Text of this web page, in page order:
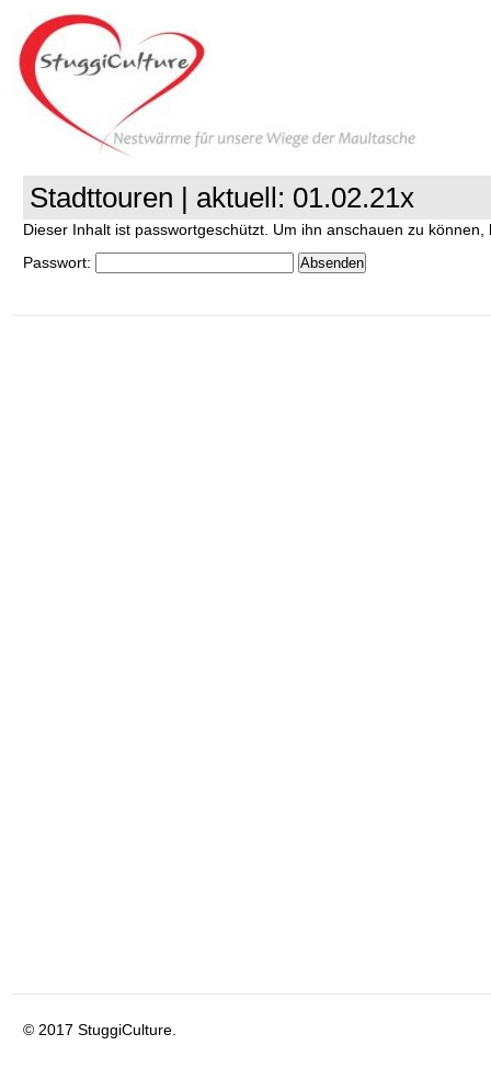
Stadttouren | aktuell: 01.02.21x
Dieser Inhalt ist passwortgeschützt. Um ihn anschauen zu
Passwort:
© 2017 StuggiCulture.